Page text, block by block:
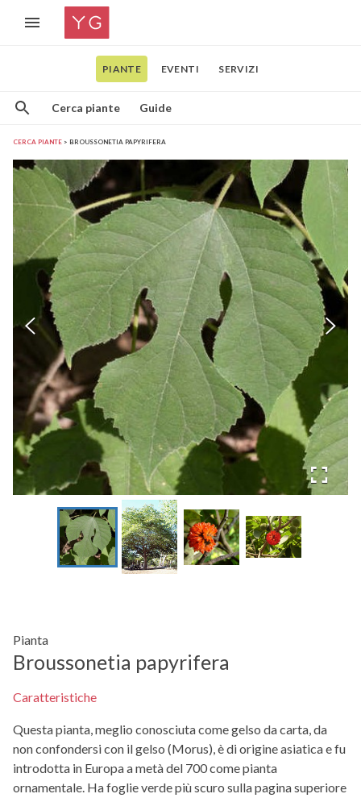
PIANTE EVENTI SERVIZI
Cerca piante Guide
CERCA PIANTE BROUSSONETIA PAPYRIFERA
Pianta
Broussonetia papyrifera
Caratteristiche
Questa pianta, meglio conosciuta come gelso da carta, da
non confondersi con il gelso (Morus), è di origine asiatica e fu
introdotta in Europa a metà del 700 come pianta
ornamentale. Ha foglie verde più scuro sulla pagina superiore